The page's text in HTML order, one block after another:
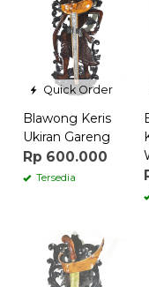
Quick Order
Blawong Keris
Ukiran Gareng
Rp 600.000
Tersedia